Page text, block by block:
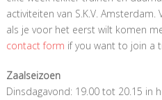
activiteiten van S.K.V. Amsterdam.
als je voor het eerst wilt komen
contact form if you want to join a
Zaalseizoen
Dinsdagavond: 19.00 tot 20.15 in